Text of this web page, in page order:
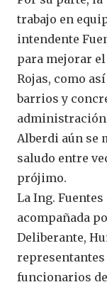
trabajo en
intendente
para mejorar el
Rojas, como
barrios y
Alberdi aún se
saludo entre
prójimo.
La Ing.
acompañada
Deliberante,
funcionarios